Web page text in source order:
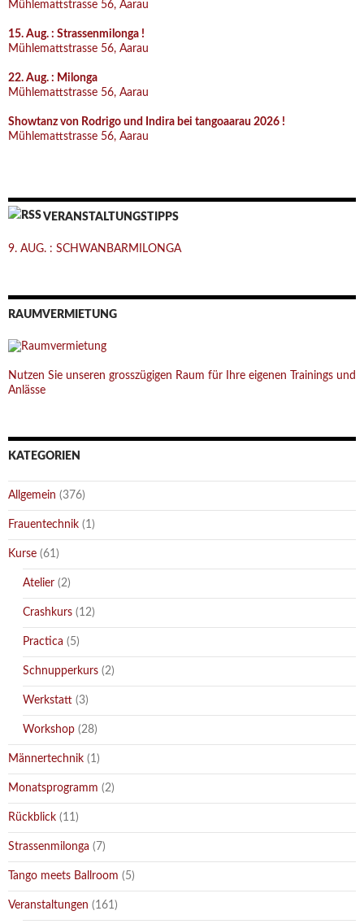
Mühlemattstrasse 56, Aarau
15. Aug. : Strassenmilonga !
Mühlemattstrasse 56, Aarau
22. Aug. : Milonga
Mühlemattstrasse 56, Aarau
Showtanz von Rodrigo und Indira bei tangoaarau 2026 !
Mühlemattstrasse 56, Aarau
VERANSTALTUNGSTIPPS
9. AUG. : SCHWANBARMILONGA
RAUMVERMIETUNG
Nutzen Sie unseren grosszügigen Raum für Ihre eigenen Trainings und
Anlässe
KATEGORIEN
Allgemein (376)
Frauentechnik (1)
Kurse (61)
Atelier (2)
Crashkurs (12)
Practica (5)
Schnupperkurs (2)
Werkstatt (3)
Workshop (28)
Männertechnik (1)
Monatsprogramm (2)
Rückblick (11)
Strassenmilonga (7)
Tango meets Ballroom (5)
Veranstaltungen (161)